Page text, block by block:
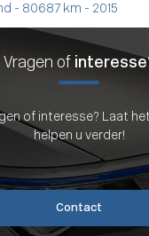
- 80687 km - 2015
Vragen of
of interesse? Laat
helpen u verder!
Contact